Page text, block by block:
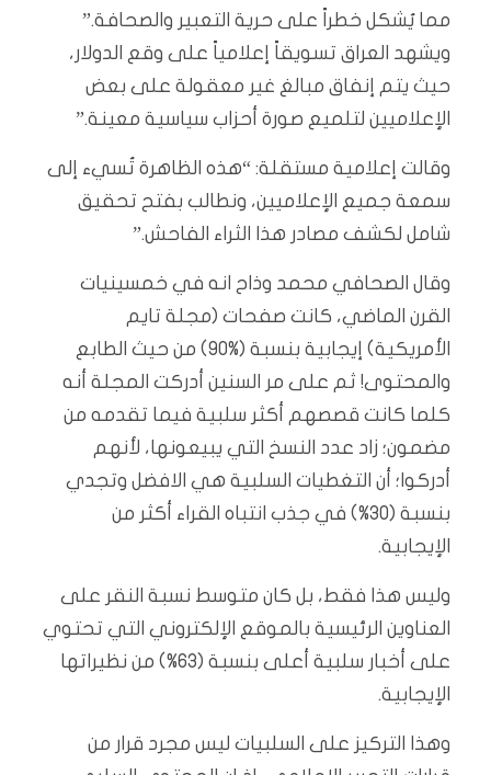
مما يُشكل خطراً على حرية التعبير والصحافة.”
ويشهد العراق تسويقاً إعلامياً على وقع الدولار،
حيث يتم إنفاق مبالغ غير معقولة على بعض
الإعلاميين لتلميع صورة أحزاب سياسية معينة.”
وقالت إعلامية مستقلة: “هذه الظاهرة تُسيء إلى
سمعة جميع الإعلاميين، ونطالب بفتح تحقيق
شامل لكشف مصادر هذا الثراء الفاحش.”
وقال الصحافي محمد وذاح انه في خمسينيات
القرن الماضي، كانت صفحات (مجلة تايم
الأمريكية) إيجابية بنسبة (%90) من حيث الطابع
والمحتوى! ثم على مر السنين أدركت المجلة أنه
كلما كانت قصصهم أكثر سلبية فيما تقدمه من
مضمون؛ زاد عدد النسخ التي يبيعونها، لأنهم
أدركوا؛ أن التغطيات السلبية هي الافضل وتجدي
بنسبة (30%) في جذب انتباه القراء أكثر من
الإيجابية.
وليس هذا فقط، بل كان متوسط نسبة النقر على
العناوين الرئيسية بالموقع الإلكتروني التي تحتوي
على أخبار سلبية أعلى بنسبة (63%) من نظيراتها
الإيجابية.
وهذا التركيز على السلبيات ليس مجرد قرار من